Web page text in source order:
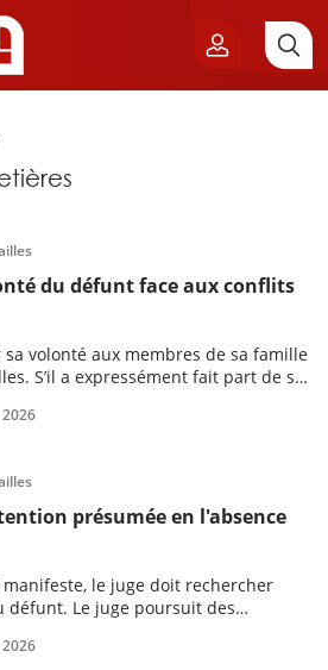
du défunt face aux conflits
volonté aux membres de sa famille
S’il a expressément fait part de sa
présumée en l'absence
manifeste, le juge doit rechercher
défunt. Le juge poursuit des
de tous les membres de la famille